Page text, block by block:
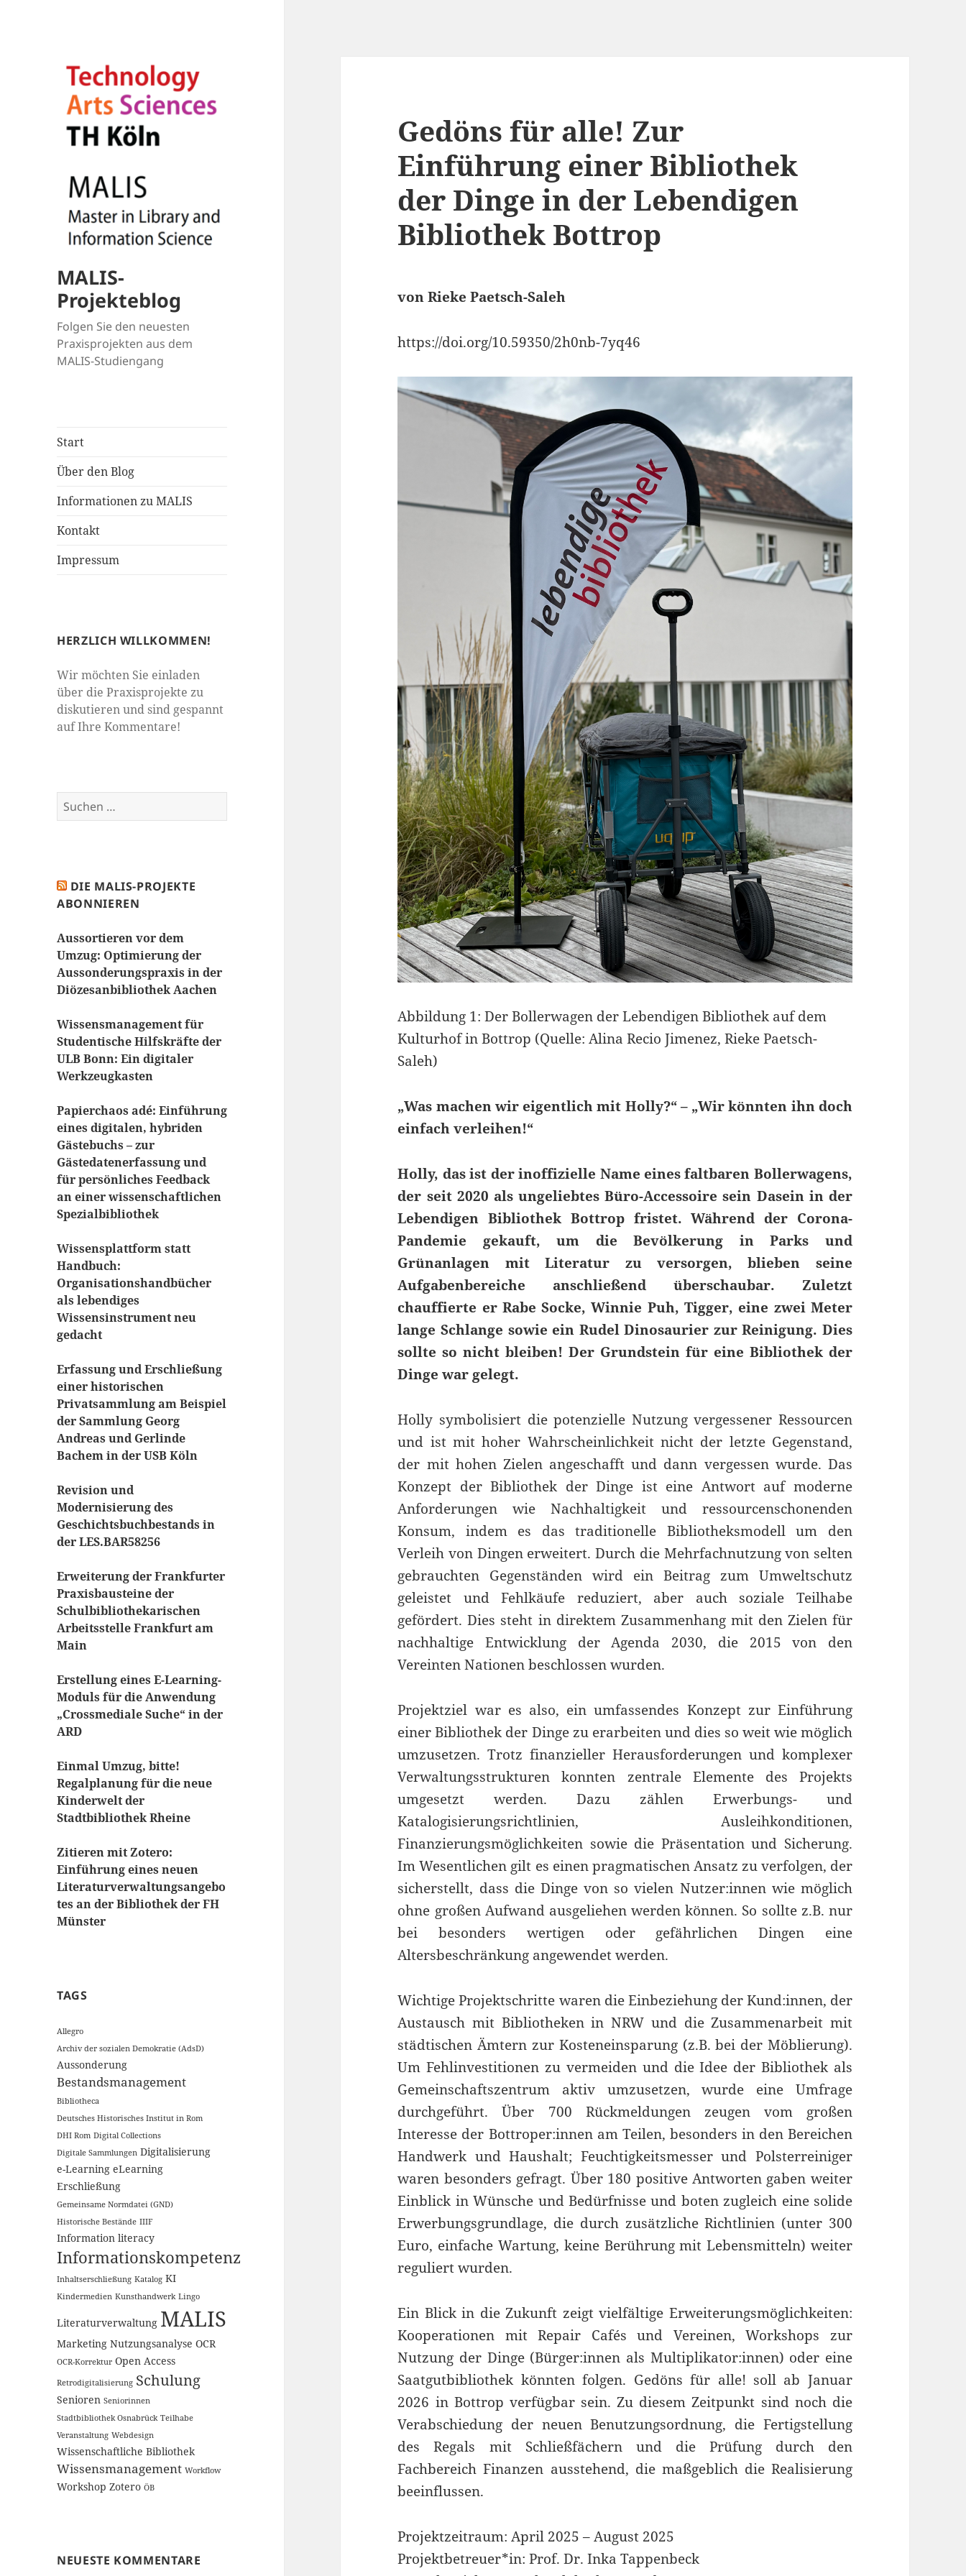
MALIS-
Projekteblog
Folgen Sie den neuesten
Praxisprojekten aus dem
MALIS-Studiengang
Start
Über den Blog
Informationen zu MALIS
Kontakt
Impressum
HERZLICH WILLKOMMEN!
Wir möchten Sie einladen
über die Praxisprojekte zu
diskutieren und sind gespannt
auf Ihre Kommentare!
Suchen
nach:
DIE MALIS-PROJEKTE
ABONNIEREN
Aussortieren vor dem
Umzug: Optimierung der
Aussonderungspraxis in der
Diözesanbibliothek Aachen
Wissensmanagement für
Studentische Hilfskräfte der
ULB Bonn: Ein digitaler
Werkzeugkasten
Papierchaos adé: Einführung
eines digitalen, hybriden
Gästebuchs – zur
Gästedatenerfassung und
für persönliches Feedback
an einer wissenschaftlichen
Spezialbibliothek
Wissensplattform statt
Handbuch:
Organisationshandbücher
als lebendiges
Wissensinstrument neu
gedacht
Erfassung und Erschließung
einer historischen
Privatsammlung am Beispiel
der Sammlung Georg
Andreas und Gerlinde
Bachem in der USB Köln
Revision und
Modernisierung des
Geschichtsbuchbestands in
der LES.BAR58256
Erweiterung der Frankfurter
Praxisbausteine der
Schulbibliothekarischen
Arbeitsstelle Frankfurt am
Main
Erstellung eines E-Learning-
Moduls für die Anwendung
„Crossmediale Suche“ in der
ARD
Einmal Umzug, bitte!
Regalplanung für die neue
Kinderwelt der
Stadtbibliothek Rheine
Zitieren mit Zotero:
Einführung eines neuen
Literaturverwaltungsangebo
tes an der Bibliothek der FH
Münster
TAGS
Allegro
Archiv der sozialen Demokratie (AdsD)
Aussonderung
Bestandsmanagement
Bibliotheca
Deutsches Historisches Institut in Rom
DHI Rom Digital Collections
Digitale Sammlungen Digitalisierung
e-Learning eLearning
Erschließung
Gemeinsame Normdatei (GND)
Historische Bestände IIIF
Information literacy
Informationskompetenz
Inhaltserschließung Katalog KI
Kindermedien Kunsthandwerk Lingo
Literaturverwaltung MALIS
Marketing Nutzungsanalyse OCR
OCR-Korrektur Open Access
Retrodigitalisierung Schulung
Senioren Seniorinnen
Stadtbibliothek Osnabrück Teilhabe
Veranstaltung Webdesign
Wissenschaftliche Bibliothek
Wissensmanagement Workflow
Workshop Zotero ÖB
NEUESTE KOMMENTARE
Gedöns für alle! Zur
Einführung einer Bibliothek
der Dinge in der Lebendigen
Bibliothek Bottrop
von Rieke Paetsch-Saleh
https://doi.org/10.59350/2h0nb-7yq46
Abbildung 1: Der Bollerwagen der Lebendigen Bibliothek auf dem
Kulturhof in Bottrop (Quelle: Alina Recio Jimenez, Rieke Paetsch-
Saleh)
„Was machen wir eigentlich mit Holly?“ – „Wir könnten ihn doch
einfach verleihen!“
Holly, das ist der inoffizielle Name eines faltbaren Bollerwagens,
der seit 2020 als ungeliebtes Büro-Accessoire sein Dasein in der
Lebendigen Bibliothek Bottrop fristet. Während der Corona-
Pandemie gekauft, um die Bevölkerung in Parks und
Grünanlagen mit Literatur zu versorgen, blieben seine
Aufgabenbereiche anschließend überschaubar. Zuletzt
chauffierte er Rabe Socke, Winnie Puh, Tigger, eine zwei Meter
lange Schlange sowie ein Rudel Dinosaurier zur Reinigung. Dies
sollte so nicht bleiben! Der Grundstein für eine Bibliothek der
Dinge war gelegt.
Holly symbolisiert die potenzielle Nutzung vergessener Ressourcen
und ist mit hoher Wahrscheinlichkeit nicht der letzte Gegenstand,
der mit hohen Zielen angeschafft und dann vergessen wurde. Das
Konzept der Bibliothek der Dinge ist eine Antwort auf moderne
Anforderungen wie Nachhaltigkeit und ressourcenschonenden
Konsum, indem es das traditionelle Bibliotheksmodell um den
Verleih von Dingen erweitert. Durch die Mehrfachnutzung von selten
gebrauchten Gegenständen wird ein Beitrag zum Umweltschutz
geleistet und Fehlkäufe reduziert, aber auch soziale Teilhabe
gefördert. Dies steht in direktem Zusammenhang mit den Zielen für
nachhaltige Entwicklung der Agenda 2030, die 2015 von den
Vereinten Nationen beschlossen wurden.
Projektziel war es also, ein umfassendes Konzept zur Einführung
einer Bibliothek der Dinge zu erarbeiten und dies so weit wie möglich
umzusetzen. Trotz finanzieller Herausforderungen und komplexer
Verwaltungsstrukturen konnten zentrale Elemente des Projekts
umgesetzt werden. Dazu zählen Erwerbungs- und
Katalogisierungsrichtlinien, Ausleihkonditionen,
Finanzierungsmöglichkeiten sowie die Präsentation und Sicherung.
Im Wesentlichen gilt es einen pragmatischen Ansatz zu verfolgen, der
sicherstellt, dass die Dinge von so vielen Nutzer:innen wie möglich
ohne großen Aufwand ausgeliehen werden können. So sollte z.B. nur
bei besonders wertigen oder gefährlichen Dingen eine
Altersbeschränkung angewendet werden.
Wichtige Projektschritte waren die Einbeziehung der Kund:innen, der
Austausch mit Bibliotheken in NRW und die Zusammenarbeit mit
städtischen Ämtern zur Kosteneinsparung (z.B. bei der Möblierung).
Um Fehlinvestitionen zu vermeiden und die Idee der Bibliothek als
Gemeinschaftszentrum aktiv umzusetzen, wurde eine Umfrage
durchgeführt. Über 700 Rückmeldungen zeugen vom großen
Interesse der Bottroper:innen am Teilen, besonders in den Bereichen
Handwerk und Haushalt; Feuchtigkeitsmesser und Polsterreiniger
waren besonders gefragt. Über 180 positive Antworten gaben weiter
Einblick in Wünsche und Bedürfnisse und boten zugleich eine solide
Erwerbungsgrundlage, die durch zusätzliche Richtlinien (unter 300
Euro, einfache Wartung, keine Berührung mit Lebensmitteln) weiter
reguliert wurden.
Ein Blick in die Zukunft zeigt vielfältige Erweiterungsmöglichkeiten:
Kooperationen mit Repair Cafés und Vereinen, Workshops zur
Nutzung der Dinge (Bürger:innen als Multiplikator:innen) oder eine
Saatgutbibliothek könnten folgen. Gedöns für alle! soll ab Januar
2026 in Bottrop verfügbar sein. Zu diesem Zeitpunkt sind noch die
Verabschiedung der neuen Benutzungsordnung, die Fertigstellung
des Regals mit Schließfächern und die Prüfung durch den
Fachbereich Finanzen ausstehend, die maßgeblich die Realisierung
beeinflussen.
Projektzeitraum: April 2025 – August 2025
Projektbetreuer*in: Prof. Dr. Inka Tappenbeck